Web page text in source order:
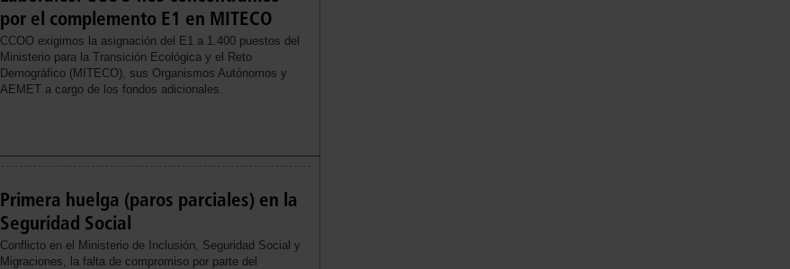
por el complemento E1 en MITECO
CCOO exigimos la asignación del E1 a 1.400 puestos del
Ministerio para la Transición Ecológica y el Reto
Demográfico (MITECO), sus Organismos Autónomos y
AEMET a cargo de los fondos adicionales.
Primera huelga (paros parciales) en la
Seguridad Social
Conflicto en el Ministerio de Inclusión, Seguridad Social y
Migraciones, la falta de compromiso por parte del